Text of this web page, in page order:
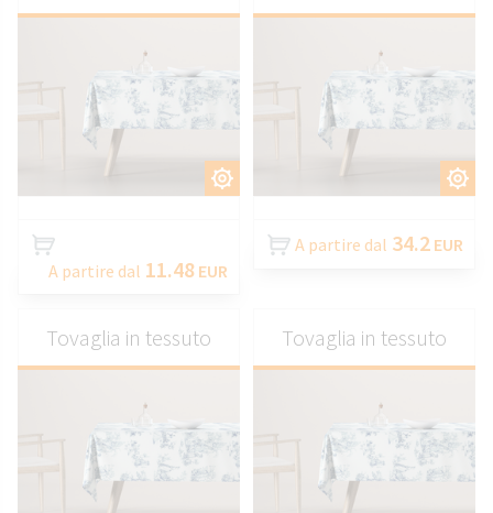
A partire dal 11.48 EUR
A partire dal 34.2 EUR
Tovaglia in tessuto Tovaglia in tessuto